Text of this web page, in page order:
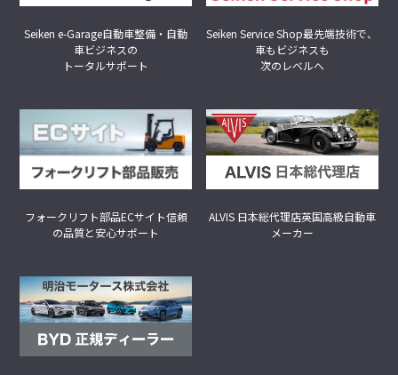
Seiken e-Garage自動車整備・自動
車ビジネスの
トータルサポート
Seiken Service Shop最先端技術で、
車もビジネスも
次のレベルへ
フォークリフト部品ECサイト信頼
の品質と安心サポート
ALVIS 日本総代理店英国高級自動車
メーカー